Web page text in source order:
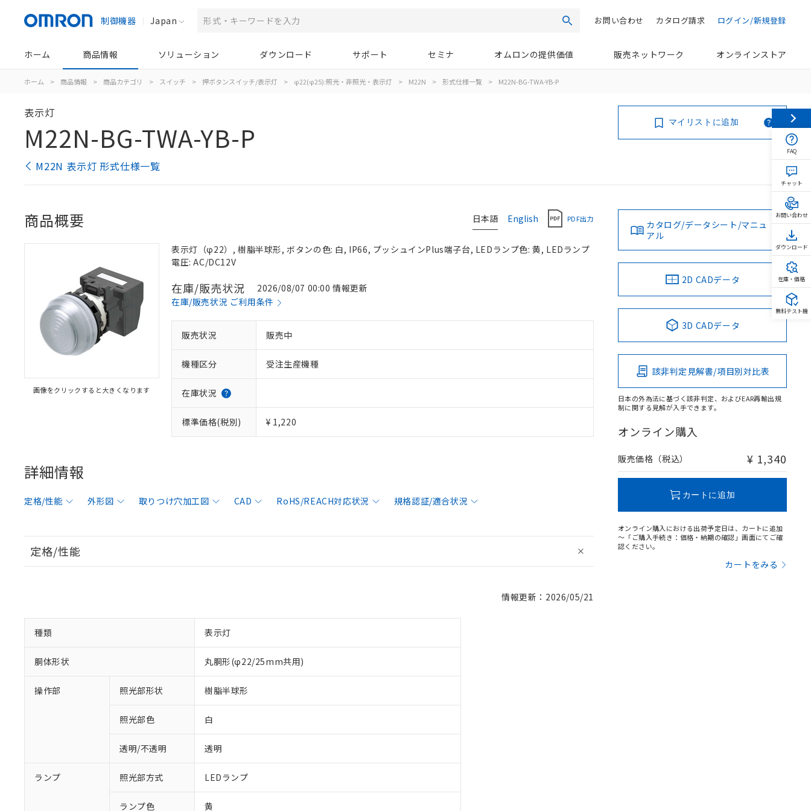
制御機器 Japan 検索 ログイン/新規登録
カタログ請求
お問い合わせ
ホーム 商品情報 ソリューション ダウンロード サポート セミナ オムロンの提供価値 販売ネットワーク オンラインストア
ホーム > 商品情報 > 商品カテゴリ > スイッチ > 押ボタンスイッチ/表示灯 > φ22(φ25):照光・非照光・表示灯 > M22N > 形式仕様一覧 > M22N-BG-TWA-YB-P
表示灯
M22N-BG-TWA-YB-P
M22N 表示灯 形式仕様一覧
マイリストに追加
日本語 English PDF出力
商品概要
画像をクリックすると大きくなります
表示灯（φ22）, 樹脂半球形, ボタンの色: 白, IP66, プッシュインPlus端子台, LEDランプ色: 黄, LEDランプ
電圧: AC/DC12V
在庫/販売状況
2026/08/07 00:00 情報更新
在庫/販売状況 ご利用条件
販売状況 販売中
機種区分 受注生産機種
在庫状況
標準価格(税別) ¥ 1,220
詳細情報
定格/性能 外形図 取りつけ穴加工図 CAD RoHS/REACH対応状況 規格認証/適合状況
定格/性能
情報更新：2026/05/21
種類 表示灯
胴体形状 丸胴形(φ22/25mm共用)
操作部 照光部形状 樹脂半球形
照光部色 白
透明/不透明 透明
ランプ 照光部方式 LEDランプ
ランプ色 黄
カタログ/データシート/マニュ
アル
2D CADデータ
3D CADデータ
該非判定見解書/項目別対比表
日本の外為法に基づく該非判定、およびEAR再輸出規
制に関する見解が入手できます。
オンライン購入
販売価格（税込） ¥ 1,340
カートに追加
オンライン購入における出荷予定日は、カートに追加
～「ご購入手続き：価格・納期の確認」画面にてご確
認ください。
カートをみる
※1 対応状況
対応済み：EU RoHS指令（10物質）の非含有に対応した製品が提供可能な商品です。
対応予定：EU RoHS指令（10物質）の非含有に対応した製品に切り替える予定のある商品です。
FAQ
チャット
お問い合わせ
ダウンロード
在庫・価格
無料テスト機